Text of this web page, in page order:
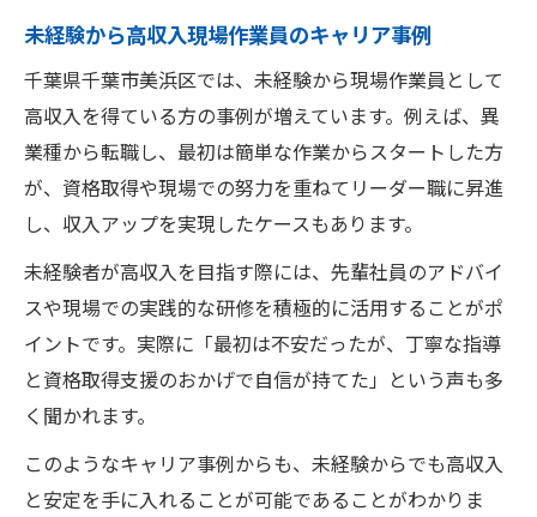
未経験から高収入現場作業員のキャリア事例
千葉県千葉市美浜区では、未経験から現場作業員として
高収入を得ている方の事例が増えています。例えば、異
業種から転職し、最初は簡単な作業からスタートした方
が、資格取得や現場での努力を重ねてリーダー職に昇進
し、収入アップを実現したケースもあります。
未経験者が高収入を目指す際には、先輩社員のアドバイ
スや現場での実践的な研修を積極的に活用することがポ
イントです。実際に「最初は不安だったが、丁寧な指導
と資格取得支援のおかげで自信が持てた」という声も多
く聞かれます。
このようなキャリア事例からも、未経験からでも高収入
と安定を手に入れることが可能であることがわかりま